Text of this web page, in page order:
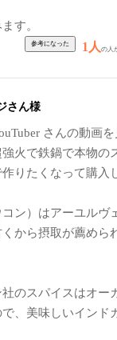
す。
1人の人
さん様
さんの動画
火で鉄鍋で本物の
りたくなって購入
ン）はアーユルヴ
から摂取が薦めら
のスパイスはオー
、美味しいインド